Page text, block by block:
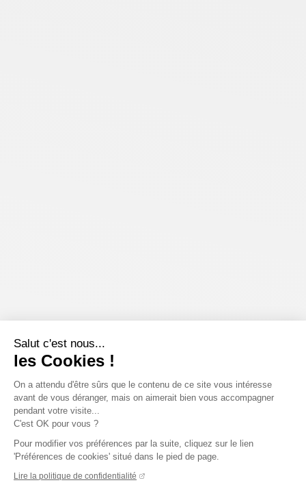
Salut c'est nous...
les Cookies !
On a attendu d'être sûrs que le contenu de ce site vous intéresse
avant de vous déranger, mais on aimerait bien vous accompagner
pendant votre visite...
C'est OK pour vous ?
Pour modifier vos préférences par la suite, cliquez sur le lien
'Préférences de cookies' situé dans le pied de page.
Lire la politique de confidentialité